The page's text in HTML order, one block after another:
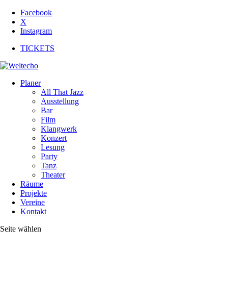
Facebook
X
Instagram
TICKETS
Planer
All That Jazz
Ausstellung
Bar
Film
Klangwerk
Konzert
Lesung
Party
Tanz
Theater
Räume
Projekte
Vereine
Kontakt
Seite wählen